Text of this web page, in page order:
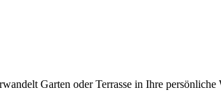
Garten oder Terrasse in Ihre persönliche